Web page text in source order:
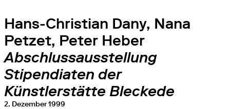
Hans-Christian Dany, Nana
Petzet, Peter Heber
Abschlussausstellung
Stipendiaten der
Künstlerstätte Bleckede
2. Dezember 1999